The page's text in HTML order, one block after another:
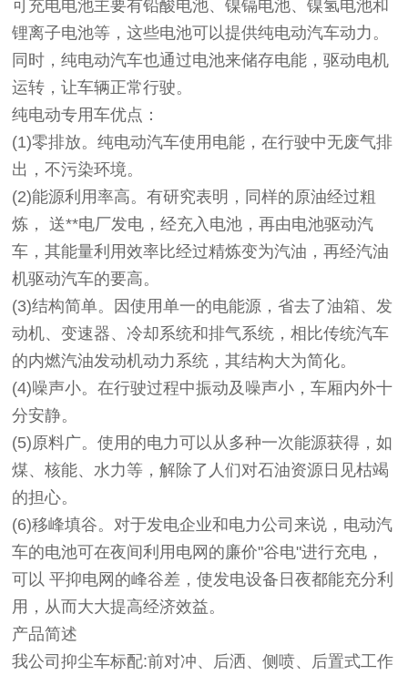
可充电电池主要有铅酸电池、镍镉电池、镍氢电池和
锂离子电池等，这些电池可以提供纯电动汽车动力。
同时，纯电动汽车也通过电池来储存电能，驱动电机
运转，让车辆正常行驶。
纯电动专用车优点：
(1)零排放。纯电动汽车使用电能，在行驶中无废气排
出，不污染环境。
(2)能源利用率高。有研究表明，同样的原油经过粗
炼， 送**电厂发电，经充入电池，再由电池驱动汽
车，其能量利用效率比经过精炼变为汽油，再经汽油
机驱动汽车的要高。
(3)结构简单。因使用单一的电能源，省去了油箱、发
动机、变速器、冷却系统和排气系统，相比传统汽车
的内燃汽油发动机动力系统，其结构大为简化。
(4)噪声小。在行驶过程中振动及噪声小，车厢内外十
分安静。
(5)原料广。使用的电力可以从多种一次能源获得，如
煤、核能、水力等，解除了人们对石油资源日见枯竭
的担心。
(6)移峰填谷。对于发电企业和电力公司来说，电动汽
车的电池可在夜间利用电网的廉价"谷电"进行充电，
可以 平抑电网的峰谷差，使发电设备日夜都能充分利
用，从而大大提高经济效益。
产品简述
我公司抑尘车标配:前对冲、后洒、侧喷、后置式工作